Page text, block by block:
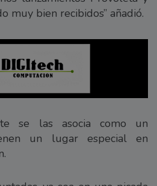
muy bien recibidos” añadió.
se las asocia como un
un lugar especial en